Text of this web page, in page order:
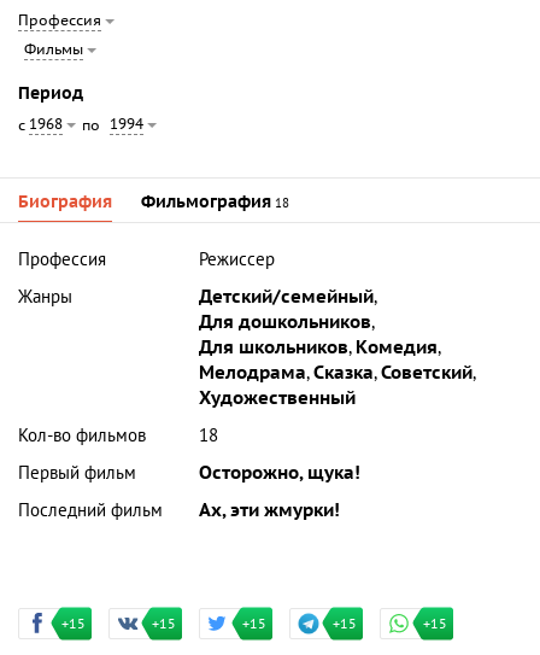
Профессия
Фильмы
Период
с 1968 по 1994
Биография Фильмография 18
Профессия
Режиссер
Жанры
Детский/семейный,
Для дошкольников,
Для школьников, Комедия,
Мелодрама,Сказка,Советский,
Художественный
Кол-во фильмов
18
Первый фильм
Осторожно, щука!
Последний фильм
Ах, эти жмурки!
+15 +15 +15 +15 +15